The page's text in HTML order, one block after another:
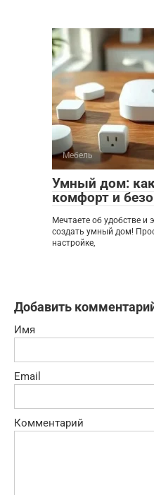
Мебель
Умный дом:
комфорт и
Мечтаете об удобстве и
создать умный дом!
настройке,
Добавить
Имя
Email
Комментарий